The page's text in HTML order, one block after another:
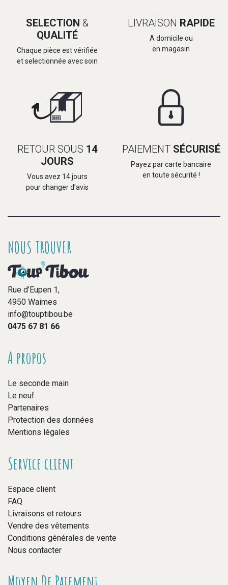
SELECTION &
QUALITÉ
Chaque pièce est vérifiée
et selectionnée avec soin
LIVRAISON RAPIDE
A domicile ou
en magasin
RETOUR SOUS 14
JOURS
Vous avez 14 jours
pour changer d’avis
PAIEMENT SÉCURISÉ
Payez par carte bancaire
en toute sécurité !
NOUS TROUVER
Rue d’Eupen 1,
4950 Waimes
info@touptibou.be
0475 67 81 66
A propos
Le seconde main
Le neuf
Partenaires
Protection des données
Mentions légales
Service client
Espace client
FAQ
Livraisons et retours
Vendre des vêtements
Conditions générales de vente
Nous contacter